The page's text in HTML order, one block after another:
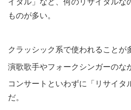
イタル」など、何のリサイタルな
ものが多い。
クラッシック系で使われることが
演歌歌手やフォークシンガーのな
コンサートといわずに「リサイタ
だ。